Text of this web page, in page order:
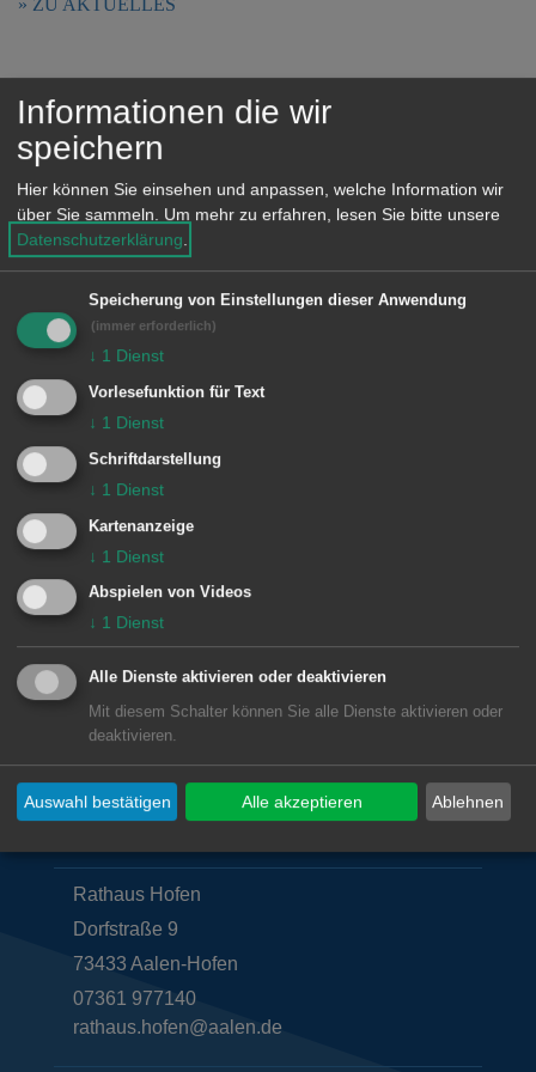
ZU AKTUELLES
Verwaltung
Ortschaftsverwaltung
ZU VERWALTUNG
Dienstleistung A-Z
ZU DIENSTLEISTUNG A-Z
Trauzimmer
ZU TRAUZIMMER
Rathaus Hofen
Dorfstraße 9
73433 Aalen-Hofen
07361 977140
rathaus.hofen@aalen.de
Informationen die wir
speichern
Hier können Sie einsehen und anpassen, welche Information wir
über Sie sammeln. Um mehr zu erfahren, lesen Sie bitte unsere
Datenschutzerklärung.
Speicherung von Einstellungen dieser Anwendung
(immer erforderlich)
↓ 1 Dienst
Vorlesefunktion für Text
↓ 1 Dienst
Schriftdarstellung
↓ 1 Dienst
Kartenanzeige
↓ 1 Dienst
Abspielen von Videos
↓ 1 Dienst
Alle Dienste aktivieren oder deaktivieren
Mit diesem Schalter können Sie alle Dienste aktivieren oder
deaktivieren.
Ablehnen
Auswahl bestätigen Alle akzeptieren